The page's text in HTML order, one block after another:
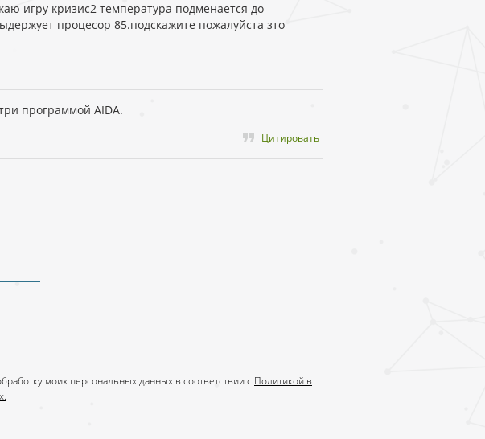
игру кризис2 температура подменается до
процесор 85.подскажите пожалуйста зто
программой AIDA.
Цитировать
моих персональных данных в соответствии с Политикой в